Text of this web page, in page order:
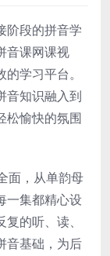
阶段的拼音学
音课网课视
学习平台。
音知识融入到
松愉快的氛围
面，从单韵母
一集都精心设
的听、读、
音基础，为后